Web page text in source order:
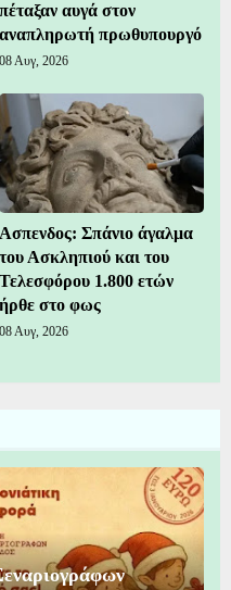
πέταξαν αυγά στον
αναπληρωτή πρωθυπουργό
08 Αυγ, 2026
Ασπενδος: Σπάνιο άγαλμα
του Ασκληπιού και του
Τελεσφόρου 1.800 ετών
ήρθε στο φως
08 Αυγ, 2026